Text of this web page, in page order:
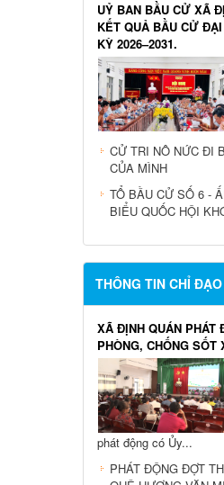
UỶ BAN BẦU CỬ XÃ
KẾT QUẢ BẦU CỬ
KỲ 2026–2031.
CỬ TRI NÔ NỨC ĐI
CỦA MÌNH
TỔ BẦU CỬ SỐ 6 -
BIỂU QUỐC HỘI
THÔNG TIN CHỈ
XÃ ĐỊNH QUÁN PHÁT
PHÒNG, CHỐNG SỐT
phát động có Ủy...
PHÁT ĐỘNG ĐỢT